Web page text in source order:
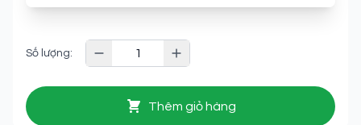
Số lượng:
Thêm giỏ hàng